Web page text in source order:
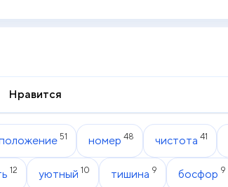
Нравится
51 номер 48 чистота 41
12 уютный 10 тишина 9 босфор 9